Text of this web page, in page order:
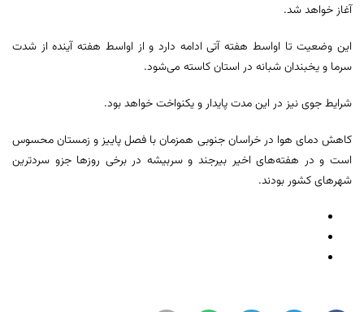
آغاز خواهد شد.
این وضعیت تا اواسط هفته آتی ادامه دارد و از اواسط هفته آینده از شدت
سرما و یخبندان شبانه در استان کاسته می‌شود.
شرایط جوی نیز در این مدت پایدار و یکنواخت خواهد بود.
کاهش دمای هوا در خراسان جنوبی همزمان با فصل پاییز و زمستان محسوس
است و در هفته‌های اخیر بیرجند و سربیشه در برخی روزها جزو سردترین
شهرهای کشور بودند.